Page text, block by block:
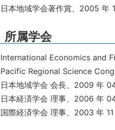
日本地域学会著作賞、2005 年
所属学会
International Economics and
Pacific Regional Science
日本地域学会 会長、2009 年
日本経済学会 理事、2006 年
国際経済学会 理事、2003 年